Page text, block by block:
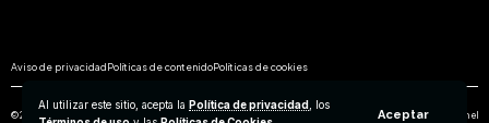
Al utilizar este sitio, acepta la Política de privacidad
, los
Aceptar
Aviso de privacidadPolíticas de contenidoPolíticas de cookies
© 2026 Todos los derechos reservados. Prohibida la reproducción parcial o total de los contenidos de este sitio sin el